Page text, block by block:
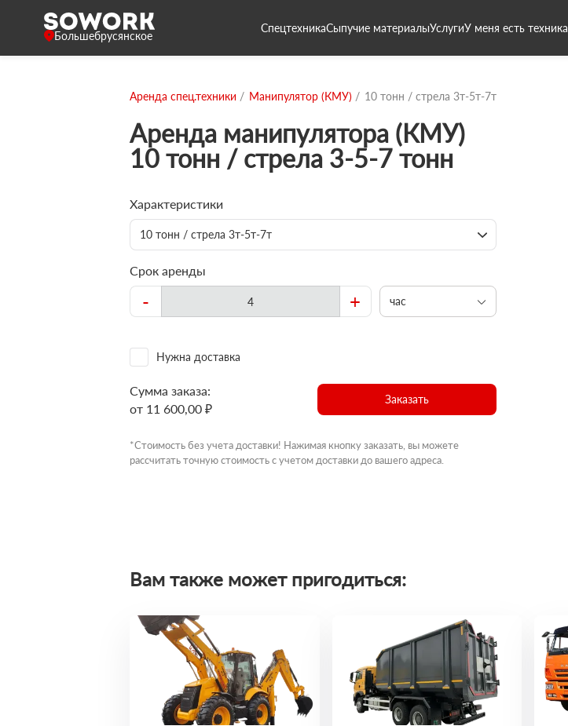
Большебрусянское
СпецтехникаСыпучие материалыУслугиУ меня есть техника
Аренда спец.техники Манипулятор (КМУ) 10 тонн / стрела 3т-5т-7т
Аренда манипулятора (КМУ)
10 тонн / стрела 3-5-7 тонн
Характеристики
10 тонн / стрела 3т-5т-7т
Срок аренды
- + час
Нужна доставка
Сумма заказа:
от 11 600,00 ₽
Заказать
*Стоимость без учета доставки! Нажимая кнопку заказать, вы можете
рассчитать точную стоимость с учетом доставки до вашего адреса.
Вам также может пригодиться: